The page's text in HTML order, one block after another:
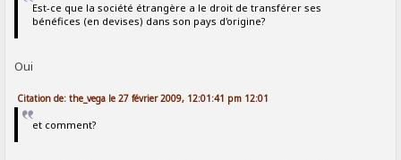
Est-ce que la société étrangère a le droit de transférer ses
bénéfices (en devises) dans son pays d'origine?
Oui
Citation de: the_vega le 27 février 2009, 12:01:41 pm 12:01
et comment?